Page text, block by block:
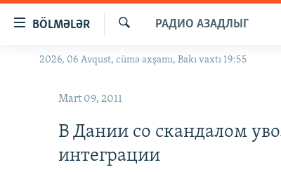
naviqasiyaya
BÖLMƏLƏR
GÜNDƏM
#ƏSLINDƏ
FƏRQƏ BAX
Axtar
РАДИО АЗАДЛЫГ
2026, 06 Avqust, cümə axşamı, Bakı vaxtı 19:55
Mart 09, 2011
В Дании со скандалом
интеграции